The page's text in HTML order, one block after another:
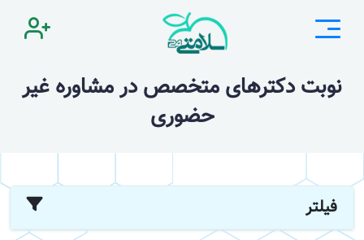
نوبت دکترهای متخصص در مشاوره غیر
حضوری
فیلتر